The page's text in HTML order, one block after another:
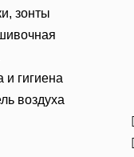
зонты
и гигиена
воздуха